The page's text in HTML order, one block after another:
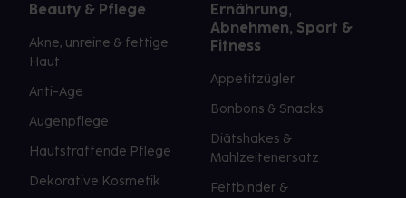
Beauty & Pflege
Akne, unreine & fettige
Haut
Anti-Age
Augenpflege
Hautstraffende Pflege
Dekorative Kosmetik
Ernährung,
Abnehmen, Sport &
Fitness
Appetitzügler
Bonbons & Snacks
Diätshakes &
Mahlzeitenersatz
Fettbinder &